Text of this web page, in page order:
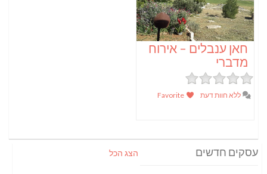
חאן ענבלים – אירוח
מדברי
ללא חוות דעת
עסקים חדשים הצג הכל